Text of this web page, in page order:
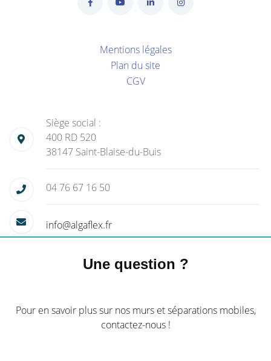
Mentions légales
Plan du site
CGV
Une question ?
Pour en savoir plus sur nos murs et séparations mobiles,
contactez-nous !
Siège social :
400 RD 520
38147 Saint-Blaise-du-Buis
04 76 67 16 50
info@algaflex.fr